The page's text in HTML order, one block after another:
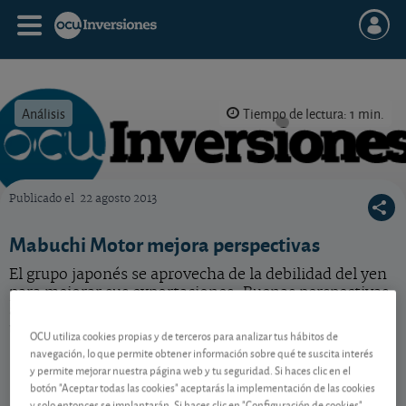
Análisis Tiempo de lectura: 1 min.
Publicado el 22 agosto 2013
Mabuchi Motor mejora perspectivas
El grupo japonés se aprovecha de la debilidad del yen
para mejorar sus exportaciones. Buenas perspectivas,
últimos tiempos.
Contenido reservado a SOCIOS
OCU utiliza cookies propias y de terceros para analizar tus hábitos de
navegación, lo que permite obtener información sobre qué te suscita interés
y permite mejorar nuestra página web y tu seguridad. Si haces clic en el
botón "Aceptar todas las cookies" aceptarás la implementación de las cookies